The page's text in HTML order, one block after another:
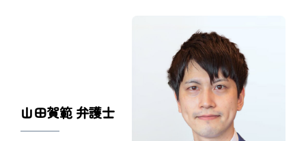
山田賀範 弁護士